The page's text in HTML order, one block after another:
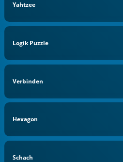
Yahtzee
Logik Puzzle
Verbinden
Hexagon
Schach